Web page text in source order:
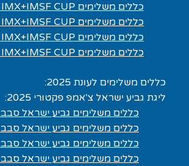
כללים משלימים IMX+IMSF CUP סבב 3 19.12
כללים משלימים IMX+IMSF CUP סבב 4 06.02
כללים משלימים IMX+IMSF CUP סבב 5 01.05
כללים משלימים IMX+IMSF CUP סבב 6 14.05
כללים משלימים לעונת 2025:
ליגת גביע ישראל צ'אמפ פקטורי 2025:
כללים משלימים גביע ישראל סבב 1 08.03
כללים משלימים גביע ישראל סבב 2 29.03
כללים משלימים גביע ישראל סבב 3 19.04
כללים משלימים גביע ישראל סבב 4 17.05